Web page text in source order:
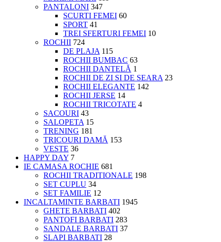
PANTALONI 347
SCURTI FEMEI 60
SPORT 41
TREI SFERTURI FEMEI 10
ROCHII 724
DE PLAJA 115
ROCHII BUMBAC 63
ROCHII DANTELĂ 1
ROCHII DE ZI SI DE SEARA 23
ROCHII ELEGANTE 142
ROCHII JERSE 14
ROCHII TRICOTATE 4
SACOURI 43
SALOPETA 15
TRENING 181
TRICOURI DAMĂ 153
VESTE 36
HAPPY DAY 7
IE CAMASA ROCHIE 681
ROCHII TRADITIONALE 198
SET CUPLU 34
SET FAMILIE 12
INCALTAMINTE BARBATI 1945
GHETE BARBATI 402
PANTOFI BARBATI 283
SANDALE BARBATI 37
SLAPI BARBATI 28